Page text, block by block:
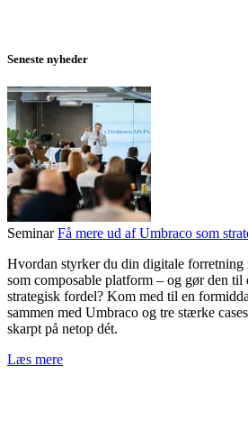
Seneste nyheder
SeminarFå mere ud af Umbraco som
Hvordan styrker du din digitale forretning
som composable platform – og gør den til
strategisk fordel? Kom med til en
sammen med Umbraco og tre stærke
skarpt på netop dét.
Læs mere